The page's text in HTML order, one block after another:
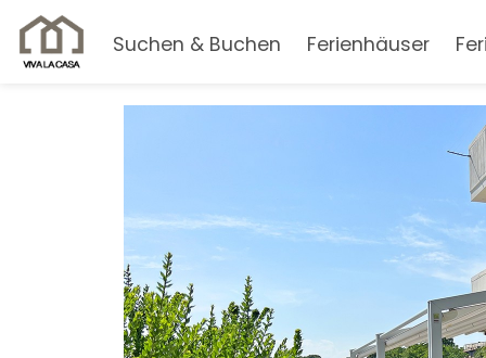
Suchen & Buchen Ferienhäuser